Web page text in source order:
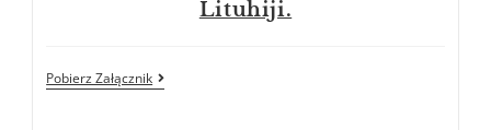
Lituhiji.
Pobierz Załącznik